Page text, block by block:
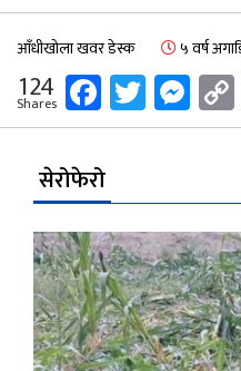
आँधीखोला खवर डेस्क ५ वर्ष
124
Shares Facebook
सेरोफेरो